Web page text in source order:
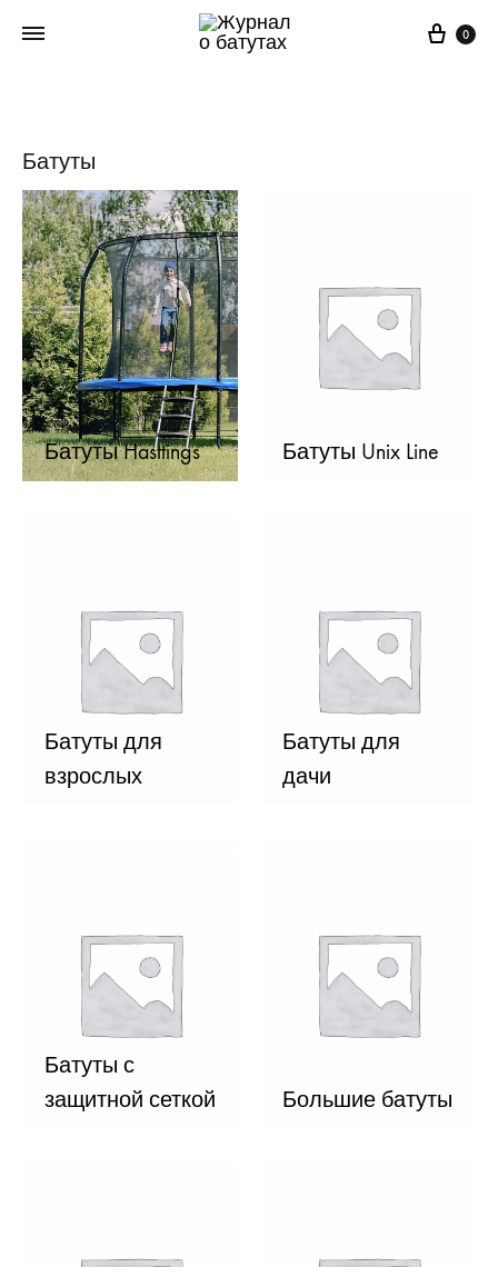
0
Батуты
Батуты Hasttings Батуты Unix Line
Батуты для
взрослых
Батуты для
дачи
Батуты с
защитной сеткой
Большие батуты